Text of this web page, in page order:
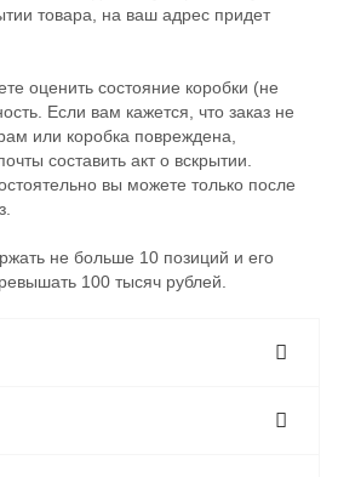
товара, на ваш адрес придет
оценить состояние коробки (не
Если вам кажется, что заказ не
или коробка повреждена,
составить акт о вскрытии.
вы можете только после
не больше 10 позиций и его
100 тысяч рублей.